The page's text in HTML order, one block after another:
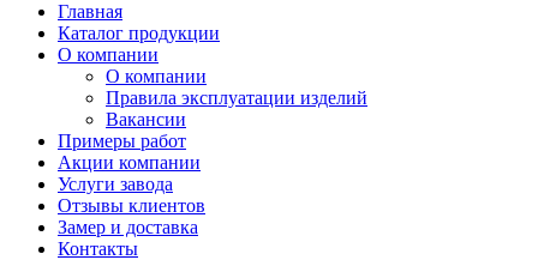
Главная
Каталог продукции
О компании
О компании
Правила эксплуатации изделий
Вакансии
Примеры работ
Акции компании
Услуги завода
Отзывы клиентов
Замер и доставка
Контакты